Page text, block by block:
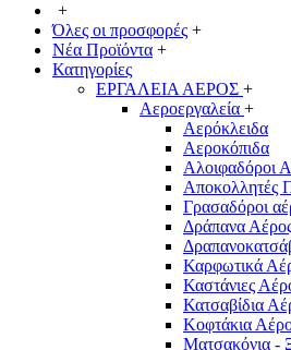
+
Όλες οι προσφορές +
Νέα Προϊόντα +
Κατηγορίες
ΕΡΓΑΛΕΙΑ ΑΕΡΟΣ +
Αεροεργαλεία +
Αερόκλειδα
Αεροκόπιδα
Αλοιφαδόροι
Αποκολλητές
Γρασαδόροι
Δράπανα
Καρφωτικά
Καστάνιες
Κατσαβίδια
Κοφτάκια
Ματσακόνια -